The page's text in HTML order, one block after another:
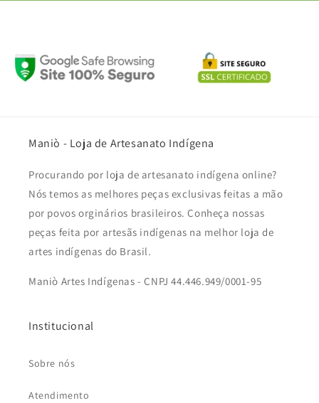
Maniò - Loja de Artesanato Indígena
Procurando por loja de artesanato indígena online?
Nós temos as melhores peças exclusivas feitas a mão
por povos orginários brasileiros. Conheça nossas
peças feita por artesãs indígenas na melhor loja de
artes indígenas do Brasil.
Maniò Artes Indígenas - CNPJ 44.446.949/0001-95
Institucional
Sobre nós
Atendimento